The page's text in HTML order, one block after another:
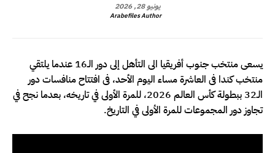
يونيو 28, 2026
Arabefiles Author
يسعى منتخب جنوب أفريقيا الى التأهل إلى دور الـ16 عندما يلتقي
منتخب كندا فى العاشرة مساء اليوم الأحد، فى افتتاح منافسات دور
الـ32 ببطولة كأس العالم 2026، للمرة الأولى في تاريخه، بعدما نجح في
تجاوز دور المجموعات للمرة الأولى في التاريخ.